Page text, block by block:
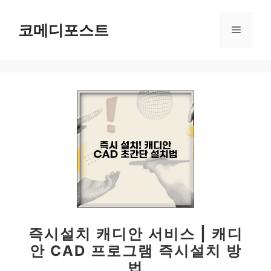
코메디포스트 메
즉시설치 캐디안 서비스 | 캐디
안 CAD 프로그램 즉시설치 방